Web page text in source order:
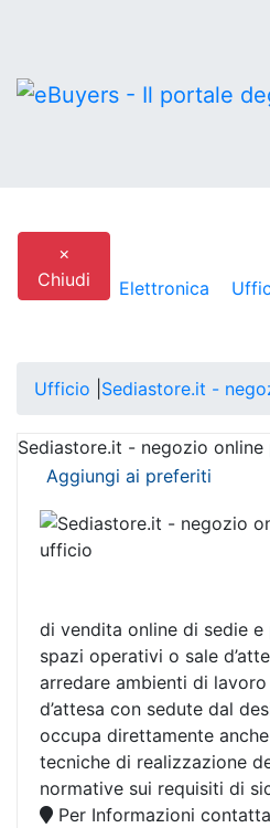
×
Chiudi
Elettronica
Ufficio Sediastore.it -
Sediastore.it - negozio
Aggiungi ai preferiti
di vendita online di sedie
spazi operativi o sale
arredare ambienti di
d’attesa con sedute dal
occupa direttamente
tecniche di realizzazione
normative sui requisiti di
Per Informazioni